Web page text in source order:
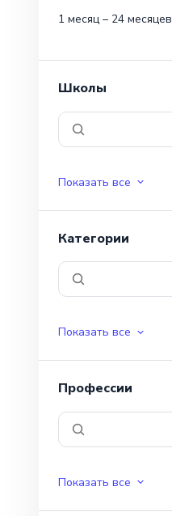
1 месяц – 24 месяцев
Школы
Показать все
Категории
Показать все
Профессии
Показать все